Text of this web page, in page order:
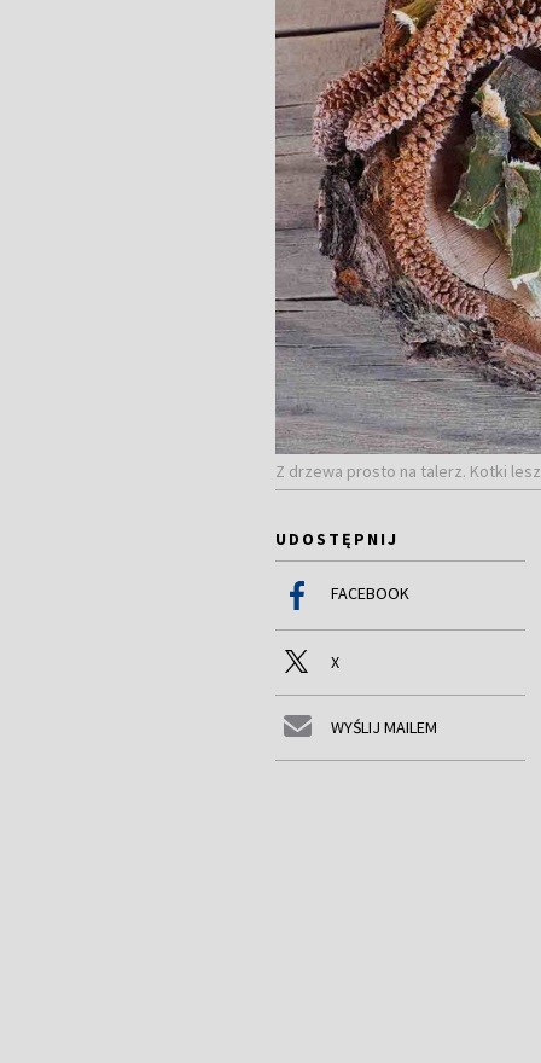
Z drzewa prosto na talerz. Kotki
UDOSTĘPNIJ
FACEBOOK
X
WYŚLIJ MAILEM